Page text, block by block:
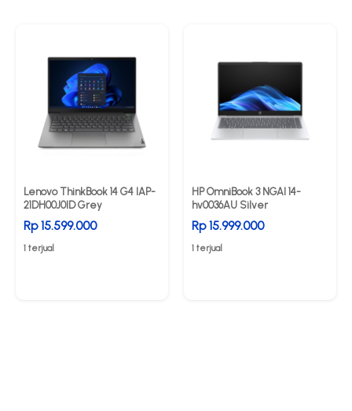
Lenovo ThinkBook 14 G4 IAP-
21DH00J0ID Grey
Rp 15.599.000
1 terjual
HP OmniBook 3 NGAI 14-
hv0036AU Silver
Rp 15.999.000
1 terjual